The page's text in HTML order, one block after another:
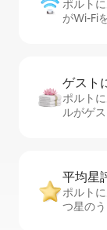
ポルト
がWi-Fi
ゲスト
ポルト
ルがゲ
平均星
ポルト
つ星の